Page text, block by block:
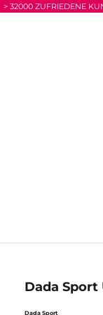
> 32000 ZUFRIEDENE
Dada Sport
Dada Sport